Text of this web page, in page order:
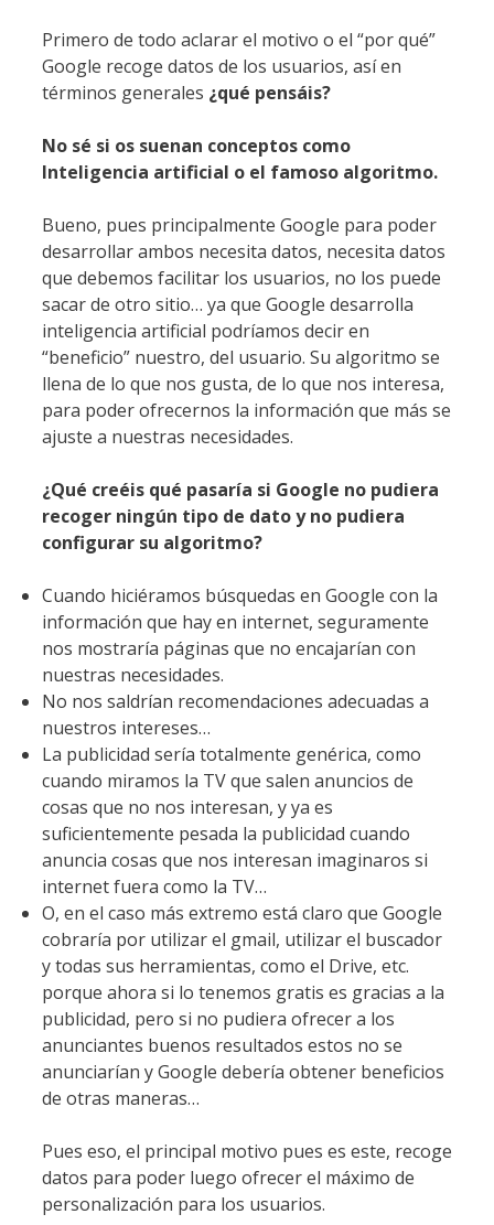
Primero de todo aclarar el motivo o el “por qué”
Google recoge datos de los usuarios, así en
términos generales ¿qué pensáis?
No sé si os suenan conceptos como
Inteligencia artificial o el famoso algoritmo.
Bueno, pues principalmente Google para poder
desarrollar ambos necesita datos, necesita datos
que debemos facilitar los usuarios, no los puede
sacar de otro sitio… ya que Google desarrolla
inteligencia artificial podríamos decir en
“beneficio” nuestro, del usuario. Su algoritmo se
llena de lo que nos gusta, de lo que nos interesa,
para poder ofrecernos la información que más se
ajuste a nuestras necesidades.
¿Qué creéis qué pasaría si Google no pudiera
recoger ningún tipo de dato y no pudiera
configurar su algoritmo?
Cuando hiciéramos búsquedas en Google con la
información que hay en internet, seguramente
nos mostraría páginas que no encajarían con
nuestras necesidades.
No nos saldrían recomendaciones adecuadas a
nuestros intereses…
La publicidad sería totalmente genérica, como
cuando miramos la TV que salen anuncios de
cosas que no nos interesan, y ya es
suficientemente pesada la publicidad cuando
anuncia cosas que nos interesan imaginaros si
internet fuera como la TV…
O, en el caso más extremo está claro que Google
cobraría por utilizar el gmail, utilizar el buscador
y todas sus herramientas, como el Drive, etc.
porque ahora si lo tenemos gratis es gracias a la
publicidad, pero si no pudiera ofrecer a los
anunciantes buenos resultados estos no se
anunciarían y Google debería obtener beneficios
de otras maneras…
Pues eso, el principal motivo pues es este, recoge
datos para poder luego ofrecer el máximo de
personalización para los usuarios.